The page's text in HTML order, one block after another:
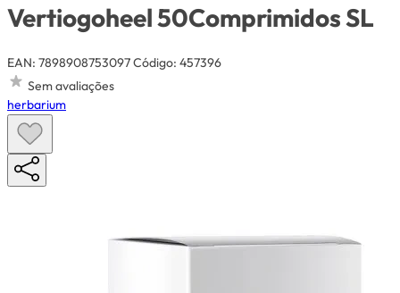
Vertiogoheel 50Comprimidos SL
EAN: 7898908753097Código: 457396
Sem avaliações
herbarium